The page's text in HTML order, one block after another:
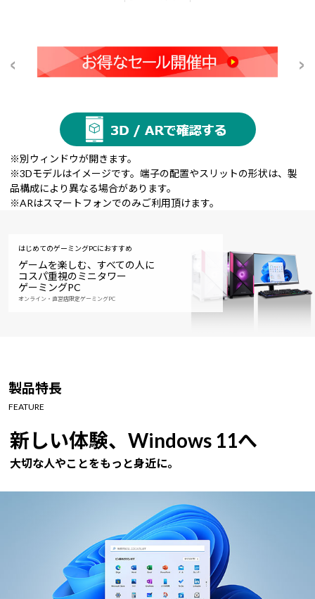
※別ウィンドウが開きます。
※3Dモデルはイメージです。端子の配置やスリットの形状は、製
品構成により異なる場合があります。
※ARはスマートフォンでのみご利用頂けます。
はじめてのゲーミングPCにおすすめ
ゲームを楽しむ、すべての人に
コスパ重視のミニタワー
ゲーミングPC
オンライン・直営店限定ゲーミングPC
製品特長
FEATURE
新しい体験、Windows 11へ
大切な人やことをもっと身近に。